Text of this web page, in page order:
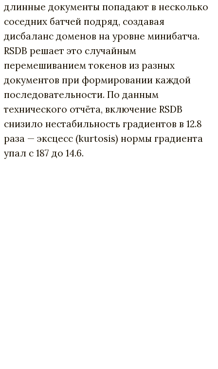
длинные документы попадают в несколько
соседних батчей подряд, создавая
дисбаланс доменов на уровне минибатча.
RSDB решает это случайным
перемешиванием токенов из разных
документов при формировании каждой
последовательности. По данным
технического отчёта, включение RSDB
снизило нестабильность градиентов в 12.8
раза — эксцесс (kurtosis) нормы градиента
упал с 187 до 14.6.